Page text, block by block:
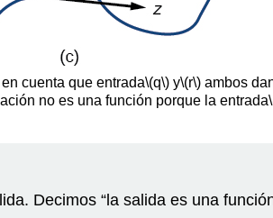
cuenta que entrada\(q\) y\(r\) ambos
no es una función porque la entrada
Decimos “la salida es una